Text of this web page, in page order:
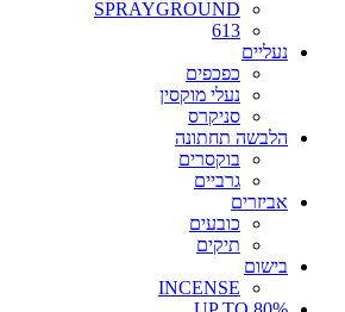
SPRAYGROUND
613
נעליים
כפכפים
נעלי מוקסין
סניקרס
הלבשה תחתונה
בוקסרים
גרביים
אביזרים
כובעים
תיקים
בישום
INCENSE